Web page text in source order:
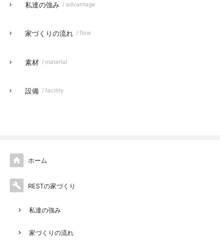
私達の強み / advantage
家づくりの流れ / flow
素材 / material
設備 / facility
 ホーム
 RESTの家づくり
私達の強み
家づくりの流れ